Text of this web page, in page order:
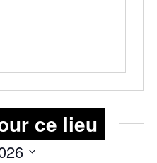
ce lieu